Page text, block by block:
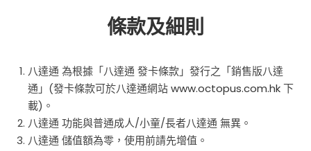
條款及細則
八達通 為根據「八達通 發卡條款」發行之「銷售版八達
通」(發卡條款可於八達通網站www.octopus.com.hk下
載)。
八達通 功能與普通成人/小童/長者八達通 無異。
八達通 儲值額為零，使用前請先增值。